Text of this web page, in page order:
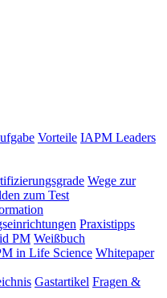
Vorteile IAPM Leaders
Wege zur
zum Test
Praxistipps
PM Weißbuch
in Life Science Whitepaper
Gastartikel Fragen &